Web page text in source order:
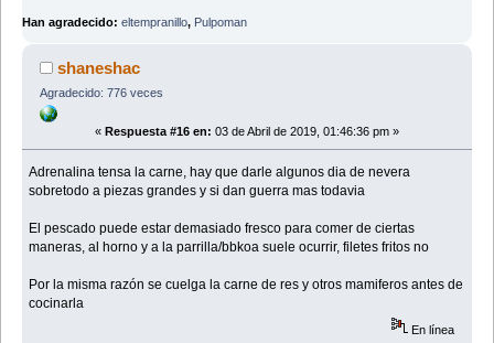
Han agradecido: eltempranillo, Pulpoman
shaneshac
Agradecido: 776 veces
« Respuesta #16 en: 03 de Abril de 2019, 01:46:36 pm »
Adrenalina tensa la carne, hay que darle algunos dia de nevera
sobretodo a piezas grandes y si dan guerra mas todavia
El pescado puede estar demasiado fresco para comer de ciertas
maneras, al horno y a la parrilla/bbkoa suele ocurrir, filetes fritos no
Por la misma razón se cuelga la carne de res y otros mamiferos antes de
cocinarla
En línea